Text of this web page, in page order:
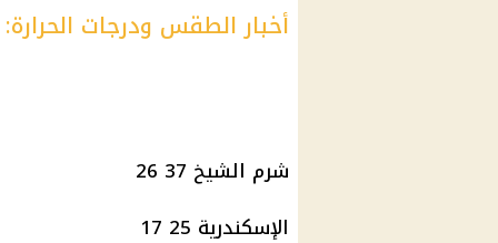
أخبار الطقس ودرجات الحرارة:
شرم الشيخ 37 26
الإسكندرية 25 17